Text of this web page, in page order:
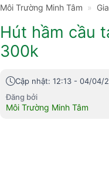
Môi Trường Minh Tâm »
Hút hầm cầu
300k
Cập nhật: 12:13 - 04/04/
Đăng bởi
Môi Trường Minh Tâm